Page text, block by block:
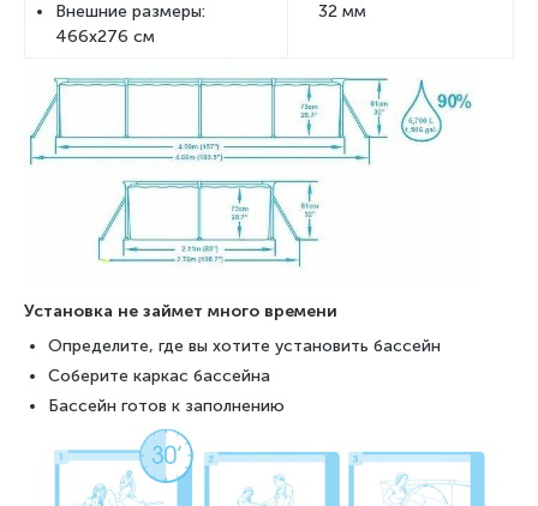
Внешние размеры:
466x276 см
32 мм
Установка не займет много времени
Определите, где вы хотите установить бассейн
Соберите каркас бассейна
Бассейн готов к заполнению